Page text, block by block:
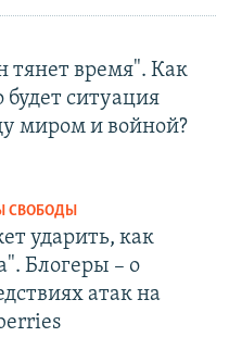
тянет время". Как
будет ситуация
миром и войной?
СВОБОДЫ
ударить, как
Блогеры – о
атак на